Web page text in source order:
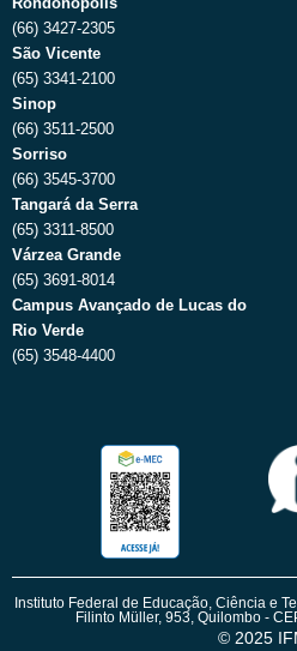
(66) 3427-2305
São Vicente
(65) 3341-2100
Sinop
(66) 3511-2500
Sorriso
(66) 3545-3700
Tangará da Serra
(65) 3311-8500
Várzea Grande
(65) 3691-8014
Campus Avançado de Lucas do
Rio Verde
(65) 3548-4400
Instituto Federal de Educação, Ciência e
Filinto Müller, 953, Quilombo -
© 2025